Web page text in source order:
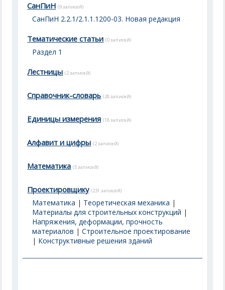
СанПиН (9 записей)
СанПиН 2.2.1/2.1.1.1200-03. Новая редакция
Тематические статьи (0 записей)
Раздел 1
Лестницы (2 записей)
Справочник-словарь (28 записей)
Единицы измерения (18 записей)
Алфавит и цифры (2 записей)
Математика (5 записей)
Проектировщику (231 записей)
Математика | Теоретическая механика |
Материалы для строительных конструкций |
Напряжения, деформации, прочность
материалов |Строительное проектирование
| Конструктивные решения зданий